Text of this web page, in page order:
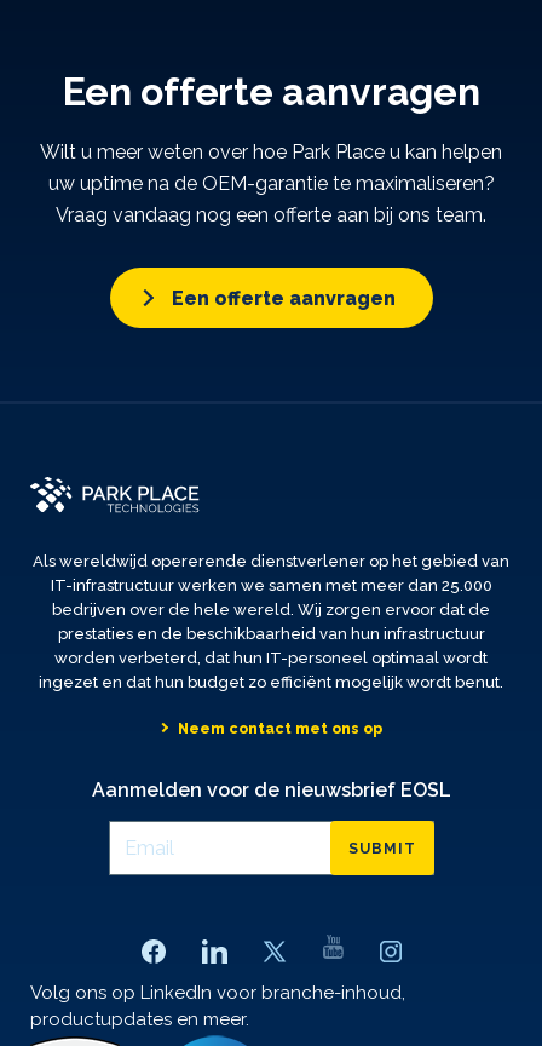
Een offerte aanvragen
Wilt u meer weten over hoe Park Place u kan helpen
uw uptime na de OEM-garantie te maximaliseren?
Vraag vandaag nog een offerte aan bij ons team.
Een offerte aanvragen
Als wereldwijd opererende dienstverlener op het gebied van
IT-infrastructuur werken we samen met meer dan 25.000
bedrijven over de hele wereld. Wij zorgen ervoor dat de
prestaties en de beschikbaarheid van hun infrastructuur
worden verbeterd, dat hun IT-personeel optimaal wordt
ingezet en dat hun budget zo efficiënt mogelijk wordt benut.
Neem contact met ons op
Aanmelden voor de nieuwsbrief EOSL
SUBMIT
Volg ons op LinkedIn voor branche-inhoud,
productupdates en meer.